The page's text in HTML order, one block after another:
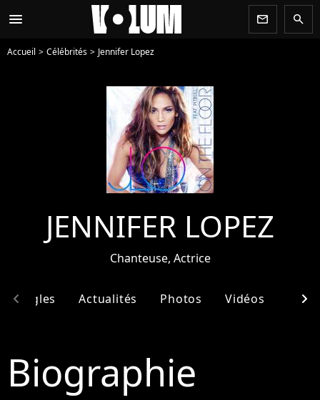
menu newsletter search
Accueil Célébrités Jennifer Lopez
JENNIFER LOPEZ
Chanteuse, Actrice
Singles Actualités Photos Vidéos
chevron_left chevron_right
Biographie